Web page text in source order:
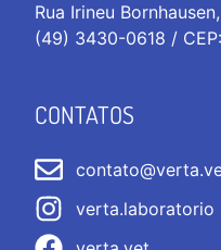
Rua Irineu
(49) 3430-0618 /
CONTATOS
verta.laboratorio